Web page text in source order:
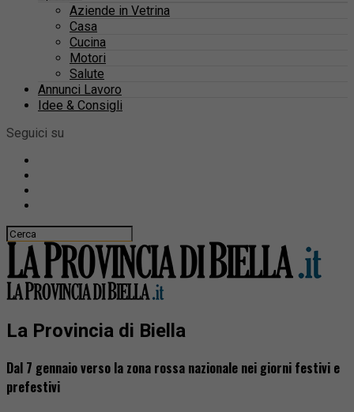
Aziende in Vetrina
Casa
Cucina
Motori
Salute
Annunci Lavoro
Idee & Consigli
Seguici su
La Provincia di Biella
Dal 7 gennaio verso la zona rossa nazionale nei giorni festivi e
prefestivi